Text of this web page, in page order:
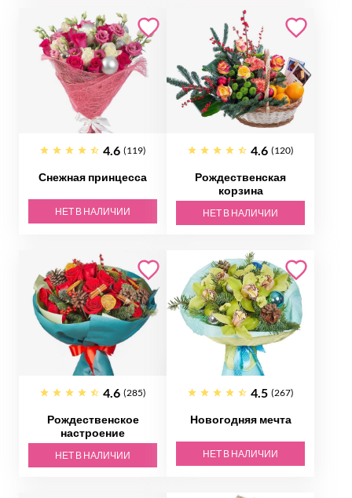
4.6 (119)
Снежная принцесса
НЕТ В НАЛИЧИИ
4.6 (120)
Рождественская
корзина
НЕТ В НАЛИЧИИ
4.6 (285)
Рождественское
настроение
НЕТ В НАЛИЧИИ
4.5 (267)
Новогодняя мечта
НЕТ В НАЛИЧИИ